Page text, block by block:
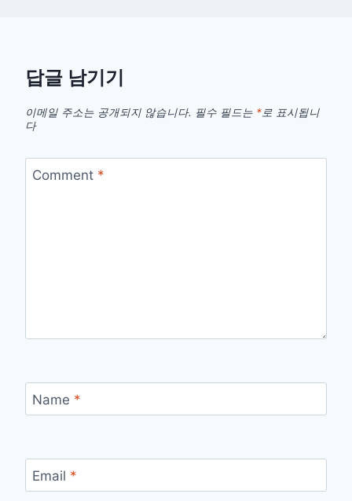
답글 남기기
이메일 주소는 공개되지 않습니다. 필수 필드는 *로 표시됩니
다
Comment *
Name *
Email *